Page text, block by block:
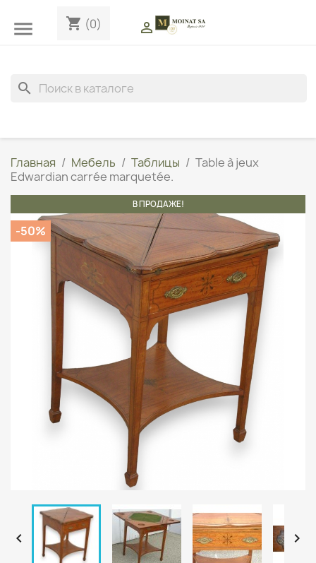
 shopping_cart (0) 
search
Главная Мебель Таблицы
Table à jeux
Edwardian carrée marquetée.
В ПРОДАЖЕ!
-50%
 